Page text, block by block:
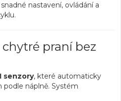
nastavení, ovládání a
praní bez
senzory, které automaticky
podle náplně. Systém